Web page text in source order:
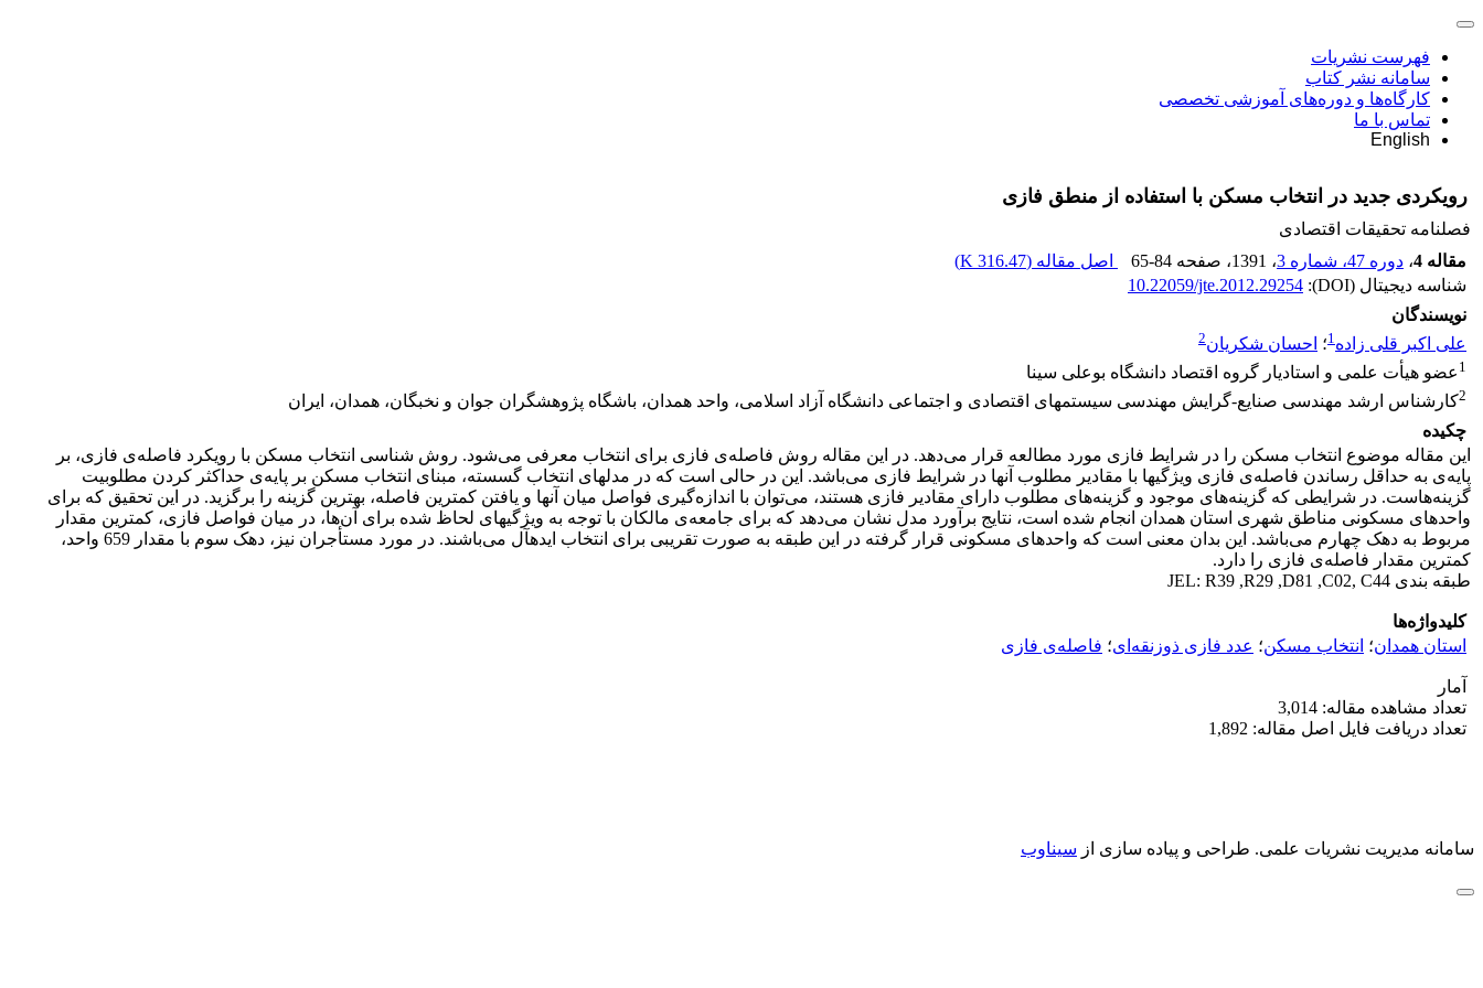
فهرست نشریات
سامانه نشر کتاب
کارگاه‌ها و دوره‌های آموزشی تخصصی
تماس با ما
English
رویکردی جدید در انتخاب مسکن با استفاده از منطق فازی
فصلنامه تحقیقات اقتصادی
مقاله 4
، دوره 47، شماره 3 ، 1391 ، صفحه 65-84 اصل مقاله (316.47 K
)
شناسه دیجیتال (DOI):
10.22059/jte.2012.29254
نویسندگان
علی اکبر قلی زاده1؛ احسان شکریان2
1 عضو هیأت علمی و استادیار گروه اقتصاد دانشگاه بوعلی سینا
2کارشناس ارشد مهندسی صنایع-گرایش مهندسی سیستم‎های اقتصادی و اجتماعی دانشگاه آزاد اسلامی، واحد همدان، باشگاه پژوهشگران جوان و نخبگان، همدان، ایران
چکیده
این مقاله موضوع انتخاب مسکن را در شرایط فازی مورد مطالعه قرار می‌دهد. در این مقاله روش فاصله‌ی فازی برای انتخاب معرفی می‌شود. روش شناسی انتخاب مسکن با رویکرد فاصله‌ی فازی، بر
پایه‌ی به حداقل رساندن فاصله‌ی فازی ویژگی‎ها با مقادیر مطلوب آن‎ها در شرایط فازی می‌باشد. این در حالی است که در مدل‎های انتخاب گسسته، مبنای انتخاب مسکن بر پایه‌ی حداکثر کردن مطلوبیت
گزینه‌هاست. در شرایطی که گزینه‌های موجود و گزینه‌های مطلوب دارای مقادیر فازی هستند، می‌توان با اندازه‌گیری فواصل میان آن‎ها و یافتن کم‎ترین فاصله، بهترین گزینه را برگزید. در این تحقیق که برای
واحدهای مسکونی مناطق شهری استان همدان انجام شده است، نتایج برآورد مدل نشان می‌دهد که برای جامعه‌ی مالکان با توجه به ویژگی‎های لحاظ شده برای آن‌ها، در میان فواصل فازی، کم‎ترین مقدار
مربوط به دهک چهارم می‌باشد. این بدان معنی است که واحدهای مسکونی قرار گرفته در این طبقه به صورت تقریبی برای انتخاب ایده‎آل می‌باشند. در مورد مستأجران نیز، دهک سوم با مقدار 659 واحد،
کم‎ترین مقدار فاصله‌ی فازی را دارد.
طبقه بندی JEL: R39 ,R29 ,D81 ,C02, C44
کلیدواژه‌ها
استان همدان؛ انتخاب مسکن؛ عدد فازی ذوزنقه‌ای؛ فاصله‌ی فازی
آمار
تعداد مشاهده مقاله: 3,014
تعداد دریافت فایل اصل مقاله: 1,892
سامانه مدیریت نشریات علمی. طراحی و پیاده سازی از سیناوب